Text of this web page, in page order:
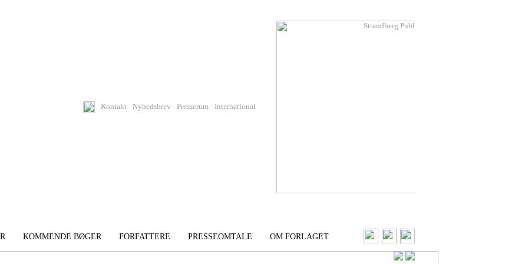
Kontakt Nyhedsbrev Presserum International
KOMMENDE BØGER FORFATTERE PRESSEOMTALE OM FORLAGET